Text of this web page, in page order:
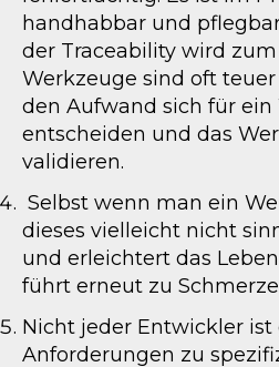
handhabbar und
der Traceability wird zum
Werkzeuge sind oft
den Aufwand sich für ein
entscheiden und das
validieren.
Selbst wenn man ein
dieses vielleicht nicht
und erleichtert das
führt erneut zu
Nicht jeder Entwickler ist
Anforderungen zu